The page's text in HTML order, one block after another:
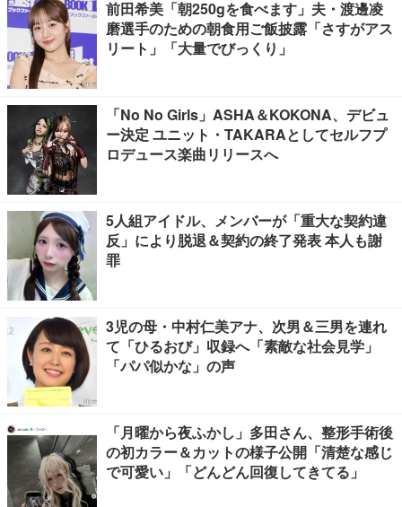
前田希美「朝250gを食べます」夫・渡邊凌
磨選手のための朝食用ご飯披露「さすがアス
リート」「大量でびっくり」
「No No Girls」ASHA＆KOKONA、デビュ
ー決定 ユニット・TAKARAとしてセルフプ
ロデュース楽曲リリースへ
5人組アイドル、メンバーが「重大な契約違
反」により脱退＆契約の終了発表 本人も謝
罪
3児の母・中村仁美アナ、次男＆三男を連れ
て「ひるおび」収録へ「素敵な社会見学」
「パパ似かな」の声
「月曜から夜ふかし」多田さん、整形手術後
の初カラー＆カットの様子公開「清楚な感じ
で可愛い」「どんどん回復してきてる」